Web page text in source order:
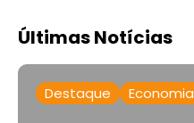
Últimas Notícias
Destaque Economia